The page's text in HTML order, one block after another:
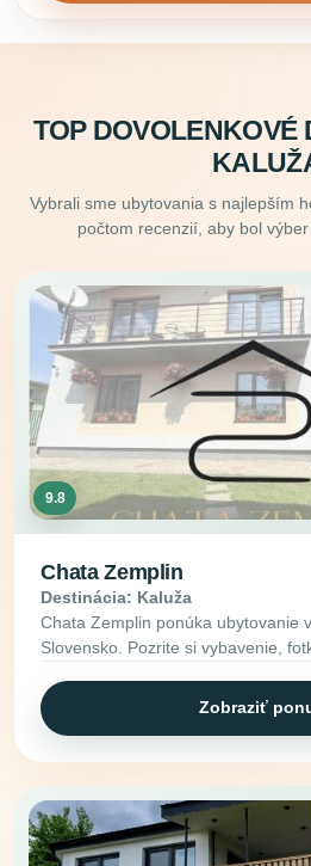
TOP DOVOLENKOVÉ
Vybrali sme ubytovania s najlepším
počtom recenzií, aby bol
9.8
Chata Zemplin
Destinácia: Kaluža
Chata Zemplin ponúka ubytovanie
Slovensko. Pozrite si vybavenie,
Zobraziť